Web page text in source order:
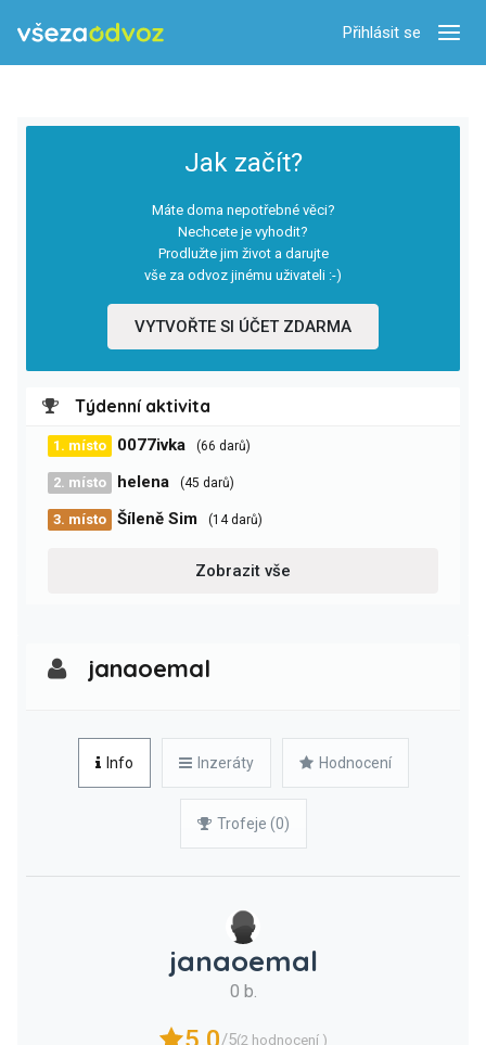
Přihlásit se
Jak začít?
Máte doma nepotřebné věci?
Nechcete je vyhodit?
Prodlužte jim život a darujte
vše za odvoz jinému uživateli :-)
VYTVOŘTE SI ÚČET ZDARMA
Týdenní aktivita
1. místo 0077ivka (66 darů)
2. místo helena (45 darů)
3. místo Šíleně Sim (14 darů)
Zobrazit vše
janaoemal
Info Inzeráty Hodnocení
Trofeje (0)
janaoemal
0 b.
/5(2 hodnocení )